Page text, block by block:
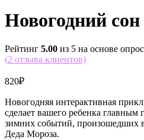
Новогодний сон
Рейтинг 5.00 из 5 на основе
(2 отзыва клиентов)
820₽
Новогодняя интерактивная
сделает вашего ребенка главным
зимних событий, произошедших
Деда Мороза.